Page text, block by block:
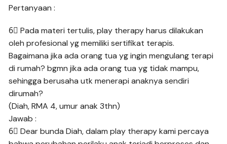
Pertanyaan :
6⃣ Pada materi tertulis, play therapy harus dilakukan
oleh profesional yg memiliki sertifikat terapis.
Bagaimana jika ada orang tua yg ingin mengulang terapi
di rumah? bgmn jika ada orang tua yg tidak mampu,
sehingga berusaha utk menerapi anaknya sendiri
dirumah?
(Diah, RMA 4, umur anak 3thn)
Jawab :
6⃣ Dear bunda Diah, dalam play therapy kami percaya